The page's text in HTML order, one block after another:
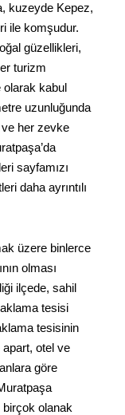
kuzeyde Kepez,
ile komşudur.
güzellikleri,
turizm
olarak kabul
uzunluğunda
ve her zevke
sayfamızı
daha ayrıntılı
üzere binlerce
olması
ilçede, sahil
tesisi
tesisinin
otel ve
göre
olanak